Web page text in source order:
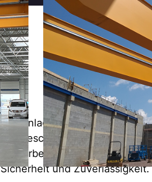
Krananlagen, Toranlagen und
maßgeschneiderte Services
Gewerbe, direkt aus
Sicherheit und Zuverlässigkeit.